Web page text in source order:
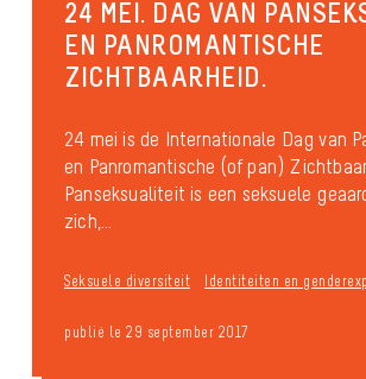
24 MEI. DAG VAN
EN PANROMANTISCHE
ZICHTBAARHEID.
24 mei is de Internationale Dag van
en Panromantische (of pan)
Panseksualiteit is een seksuele
zich,...
Seksuele diversiteit Identiteiten en
publié le 29 september 2017